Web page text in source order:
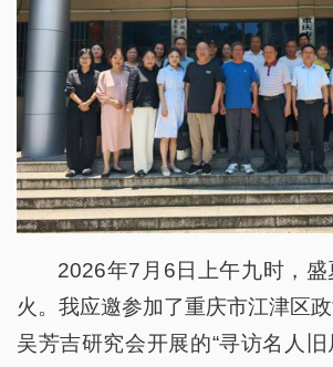
2026年7月6日上午九时，
火。我应邀参加了重庆市江津区政
吴芳吉研究会开展的“寻访名人